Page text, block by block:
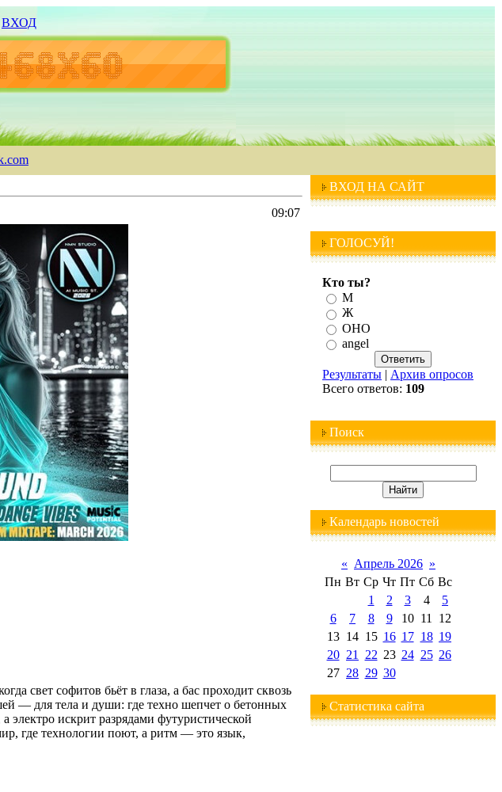
ВХОД
09:07
свет софитов бьёт в глаза, а бас проходит сквозь
— для тела и души: где техно шепчет о бетонных
электро искрит разрядами футуристической
где технологии поют, а ритм — это язык,
ВХОД НА САЙТ
ГОЛОСУЙ!
Кто ты?
М
Ж
ОНО
angel
Результаты | Архив опросов
Всего ответов: 109
Поиск
Календарь новостей
« Апрель 2026 »
Пн Вт Ср Чт Пт Сб Вс
1
2 3 4
5
6
7 8 9 10 11
12
13 14 15 16 17 18 19
20 21 22 23 24 25 26
27 28 29 30
Статистика сайта